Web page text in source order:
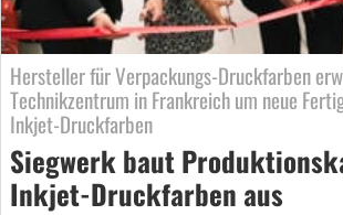
Hersteller für Verpackungs-Druckfarben
Technikzentrum in Frankreich um neue
Inkjet-Druckfarben
Siegwerk baut
Inkjet-Druckfarben aus